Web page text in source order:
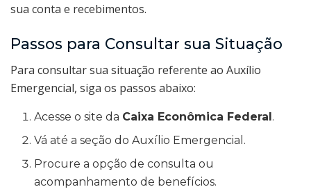
sua conta e recebimentos.
Passos para Consultar sua Situação
Para consultar sua situação referente ao Auxílio
Emergencial, siga os passos abaixo:
Acesse o site da Caixa Econômica Federal .
Vá até a seção do Auxílio Emergencial.
Procure a opção de consulta ou
acompanhamento de benefícios.